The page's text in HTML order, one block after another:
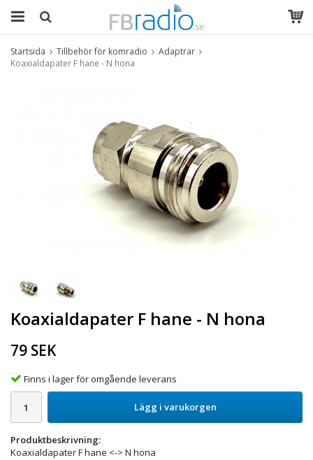
Startsida Tillbehör för komradio
Adaptrar
Koaxialdapater F hane - N hona
Koaxialdapater F hane - N hona
79 SEK
Finns i lager för omgående leverans
Lägg i varukorgen
Produktbeskrivning:
Koaxialdapater F hane <-> N hona